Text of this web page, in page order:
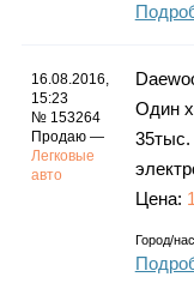
16.08.2016,
15:23
№ 153264
Продаю —
Легковые
авто
Один
35тыс.
Цена:
Город/